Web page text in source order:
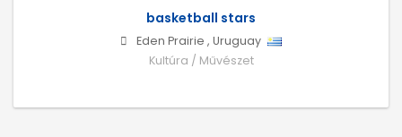
basketball stars
Eden Prairie , Uruguay
Kultúra / Művészet